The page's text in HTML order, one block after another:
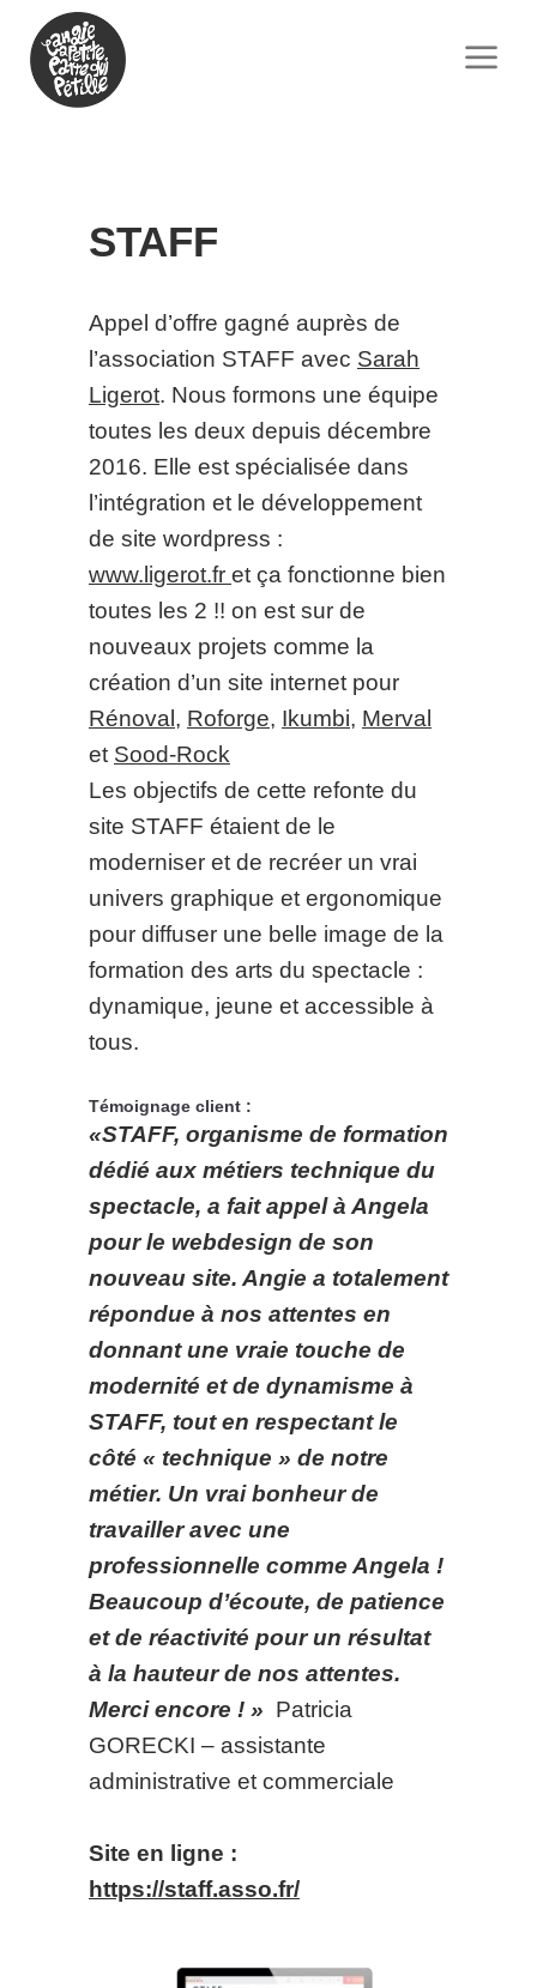
STAFF
Appel d’offre gagné auprès de
l’association STAFF avec Sarah
Ligerot. Nous formons une équipe
toutes les deux depuis décembre
2016. Elle est spécialisée dans
l’intégration et le développement
de site wordpress :
www.ligerot.fr et ça fonctionne bien
toutes les 2 !! on est sur de
nouveaux projets comme la
création d’un site internet pour
Rénoval , Roforge, Ikumbi, Merval
et Sood-Rock
Les objectifs de cette refonte du
site STAFF étaient de le
moderniser et de recréer un vrai
univers graphique et ergonomique
pour diffuser une belle image de la
formation des arts du spectacle :
dynamique, jeune et accessible à
tous.
Témoignage client :
«STAFF, organisme de formation
dédié aux métiers technique du
spectacle, a fait appel à Angela
pour le webdesign de son
nouveau site. Angie a totalement
répondue à nos attentes en
donnant une vraie touche de
modernité et de dynamisme à
STAFF, tout en respectant le
côté « technique » de notre
métier. Un vrai bonheur de
travailler avec une
professionnelle comme Angela !
Beaucoup d’écoute, de patience
et de réactivité pour un résultat
à la hauteur de nos attentes.
Merci encore ! » Patricia
GORECKI – assistante
administrative et commerciale
Site en ligne :
https://staff.asso.fr/